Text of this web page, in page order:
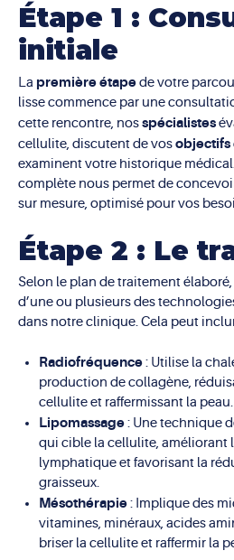
Étape 1 :
initiale
La première étapede votre
lisse commence par une
cette rencontre, nosspécialistes
cellulite, discutent de vosobjectifs
examinent votre historique
complète nous permet de
sur mesure, optimisé pour vos
Étape 2 : Le
Selon le plan de traitement
d’une ou plusieurs des
dans notre clinique. Cela peut
Radiofréquence: Utilise la
production de collagène,
cellulite et raffermissant la peau.
Lipomassage: Une technique
qui cible la cellulite, améliorant
lymphatique et favorisant la
graisseux.
Mésothérapie: Implique des
vitamines, minéraux, acides
briser la cellulite et raffermir la